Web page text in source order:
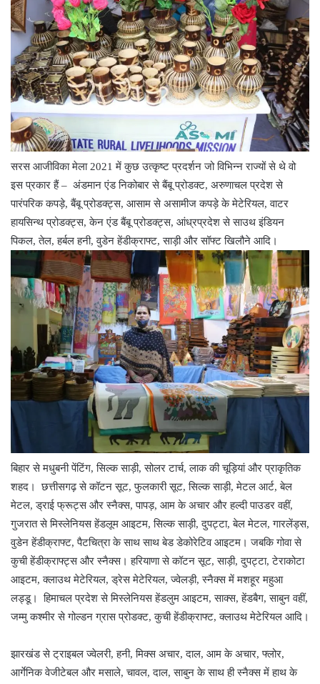
सरस आजीविका मेला 2021 में कुछ उत्कृष्ट प्रदर्शन जो विभिन्न राज्यों से थे वो
इस प्रकार हैं – अंडमान एंड निकोबार से बैंबू प्रोडक्ट, अरुणाचल प्रदेश से
पारंपरिक कपड़े, बैंबू प्रोडक्ट्स, आसाम से असामीज कपड़े के मेटेरियल, वाटर
हायसिन्थ प्रोडक्ट्स, केन एंड बैंबू प्रोडक्ट्स, आंध्रप्रदेश से साउथ इंडियन
पिकल, तेल, हर्बल हनी, वुडेन हेंडीक्राफ्ट, साड़ी और सॉफ्ट खिलौने आदि।
बिहार से मधुबनी पेंटिंग, सिल्क साड़ी, सोलर टार्च, लाक की चूड़ियां और प्राकृतिक
शहद। छत्तीसगढ़ से कॉटन सूट, फुलकारी सूट, सिल्क साड़ी, मेटल आर्ट, बेल
मेटल, ड्राई फ्रूट्स और स्नैक्स, पापड़, आम के अचार और हल्दी पाउडर वहीं,
गुजरात से मिस्लेनियस हेंडलूम आइटम, सिल्क साड़ी, दुपट्टा, बेल मेटल, गारलेंड्स,
वुडेन हेंडीक्राफ्ट, पैटचित्रा के साथ साथ बेड डेकोरेटिव आइटम। जबकि गोवा से
कुची हेंडीक्राफ्ट्स और स्नैक्स। हरियाणा से कॉटन सूट, साड़ी, दुपट्टा, टेराकोटा
आइटम, क्लाउथ मेटेरियल, ड्रेस मेटेरियल, ज्वेलड़ी, स्नैक्स में मशहूर महुआ
लड्डू। हिमाचल प्रदेश से मिस्लेनियस हेंडलुम आइटम, साक्स, हेंडबैग, साबुन वहीं,
जम्मु कश्मीर से गोल्डन ग्रास प्रोडक्ट, कुची हेंडीक्राफ्ट, क्लाउथ मेटेरियल आदि।
झारखंड से ट्राइबल ज्वेलरी, हनी, मिक्स अचार, दाल, आम के अचार, फ्लोर,
आर्गेनिक वेजीटेबल और मसाले, चावल, दाल, साबुन के साथ ही स्नैक्स में हाथ के